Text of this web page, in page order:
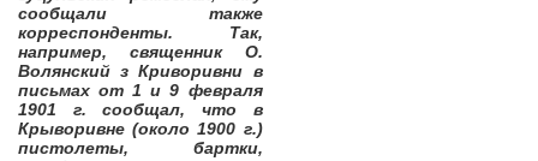
сообщали также
корреспонденты. Так,
например, священник О.
Волянский з Криворивни в
письмах от 1 и 9 февраля
1901 г. сообщал, что в
Крыворивне (около 1900 г.)
пистолеты, бартки,